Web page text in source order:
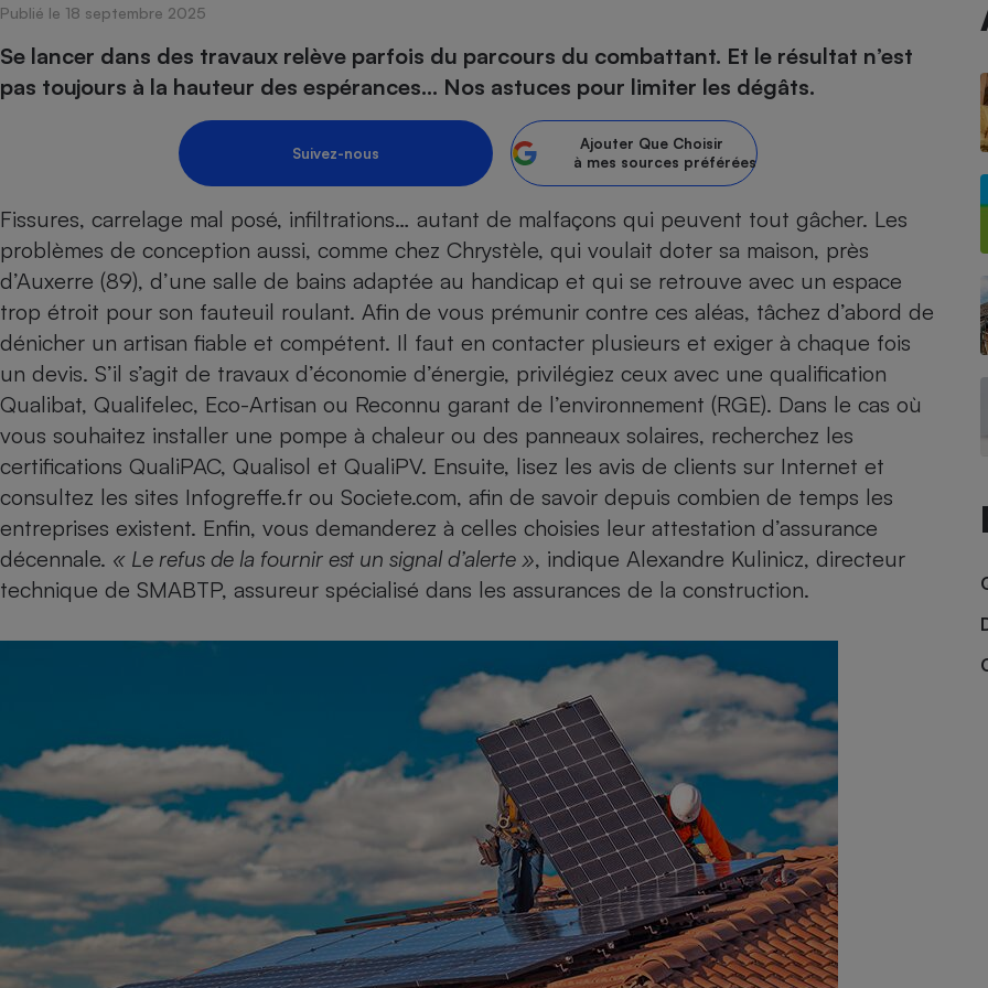
Publié le 18 septembre 2025
Se lancer dans des travaux relève parfois du parcours du combattant. Et le résultat n’est
pas toujours à la hauteur des espérances… Nos astuces pour limiter les dégâts.
Suivez-nous
Ajouter Que Choisir
à mes sources préférées
Fissures, carrelage mal posé, infiltrations… autant de malfaçons qui peuvent tout gâcher. Les
problèmes de conception aussi, comme chez Chrystèle, qui voulait doter sa maison, près
d’Auxerre (89), d’une salle de bains adaptée au handicap et qui se retrouve avec un espace
trop étroit pour son fauteuil roulant. Afin de vous prémunir contre ces aléas, tâchez d’abord de
dénicher un artisan fiable et compétent. Il faut en contacter plusieurs et exiger à chaque fois
un devis. S’il s’agit de travaux d’économie d’énergie, privi­légiez ceux avec une qualification
Qualibat, Qualifelec, Eco-Artisan ou Reconnu garant de l’environnement (RGE). Dans le cas où
vous souhaitez installer une pompe à chaleur ou des panneaux solaires, recherchez les
certifications Quali­PAC, Qualisol et QualiPV. Ensuite, lisez les avis de clients sur Internet et
consultez les sites Infogreffe.fr ou Societe.com, afin de savoir depuis combien de temps les
entreprises existent. Enfin, vous demanderez à celles choisies leur attestation d’assurance
décennale. « Le refus de la fournir est un signal d’alerte », indique Alexandre Kulinicz, directeur
technique de SMABTP, assureur spécialisé dans les assurances de la construction.
Complément
Foie gras
Champagne - Comment choisir une
bouteille de champagne
Assurance emprunteur Assurance vie
Banque en ligne
Gros électroménager
Petit électroménager - Ustensile
Lave-linge Lave-vaisselle
Climatiseur -
Ventilateur
Aspirateur
Téléphonie
Téléviseur Ordinateur portable
Téléphone mobile -
Smartphone
Appareil photo
numérique
Matelas Poêle à granulés
Radiateur électrique Électricité - Gaz
Climatiseur -
Lessive
Mutuelle Aide auditive
Antimoustique Crème solaire